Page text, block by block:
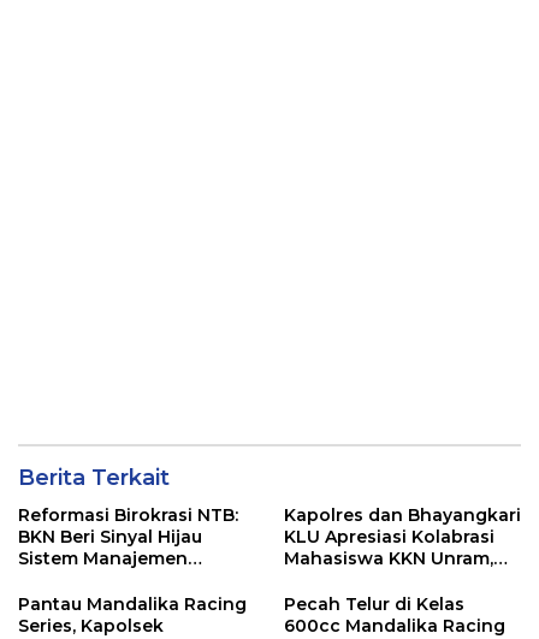
Berita Terkait
Reformasi Birokrasi NTB:
BKN Beri Sinyal Hijau
Sistem Manajemen
Kapolres dan Bhayangkari
KLU Apresiasi Kolabrasi
Mahasiswa KKN Unram,
Sampah Jadi Rupiah
Pantau Mandalika Racing
Series, Kapolsek
Pecah Telur di Kelas
600cc Mandalika Racing